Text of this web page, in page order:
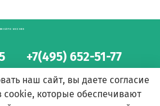
+7(495) 652-51-77
ПО МОСКВЕ
наш сайт, вы даете согласие
cookie, которые обеспечивают